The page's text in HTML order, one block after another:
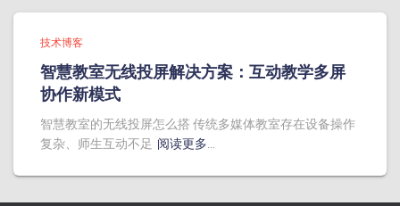
技术博客
智慧教室无线投屏解决方案：互动教学多屏
协作新模式
智慧教室的无线投屏怎么搭 传统多媒体教室存在设备操作
复杂、师生互动不足 阅读更多…